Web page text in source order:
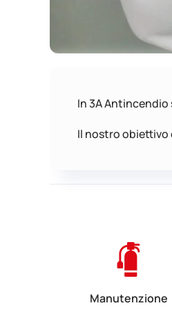
In 3A
Il nostro obiettivo
Manutenzione